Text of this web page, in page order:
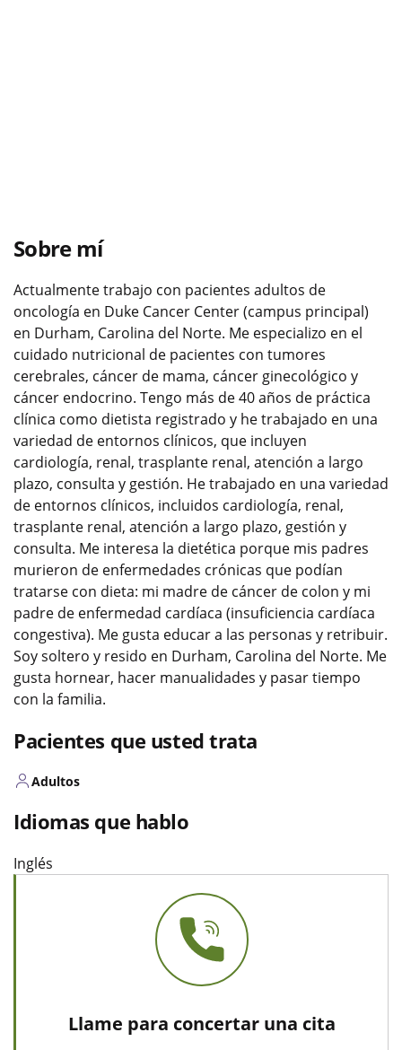
Sobre mí
Actualmente trabajo con pacientes adultos de
oncología en Duke Cancer Center (campus principal)
en Durham, Carolina del Norte. Me especializo en el
cuidado nutricional de pacientes con tumores
cerebrales, cáncer de mama, cáncer ginecológico y
cáncer endocrino. Tengo más de 40 años de práctica
clínica como dietista registrado y he trabajado en una
variedad de entornos clínicos, que incluyen
cardiología, renal, trasplante renal, atención a largo
plazo, consulta y gestión. He trabajado en una variedad
de entornos clínicos, incluidos cardiología, renal,
trasplante renal, atención a largo plazo, gestión y
consulta. Me interesa la dietética porque mis padres
murieron de enfermedades crónicas que podían
tratarse con dieta: mi madre de cáncer de colon y mi
padre de enfermedad cardíaca (insuficiencia cardíaca
congestiva). Me gusta educar a las personas y retribuir.
Soy soltero y resido en Durham, Carolina del Norte. Me
gusta hornear, hacer manualidades y pasar tiempo
con la familia.
Pacientes que usted trata
Adultos
Idiomas que hablo
Inglés
Llame para concertar una cita